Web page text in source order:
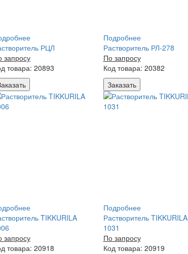
РЦЛ
запросу
товара: 20893
Подробнее
Растворитель РЛ-278
По запросу
Код товара: 20382
Заказать
TIKKURILA
запросу
товара: 20918
Подробнее
Растворитель TIKKURILA
1031
По запросу
Код товара: 20919